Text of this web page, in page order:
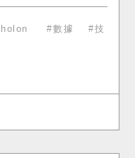
文好難」的幽默
數據
技